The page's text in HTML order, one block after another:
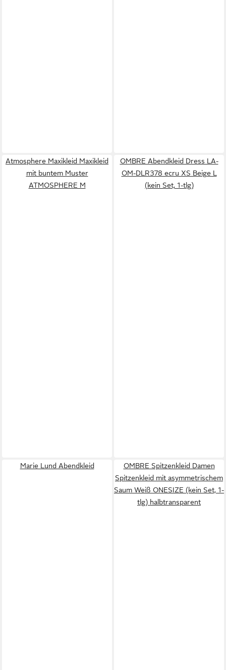
Atmosphere Maxikleid Maxikleid
mit buntem Muster
ATMOSPHERE M
OMBRE Abendkleid Dress LA-
OM-DLR378 ecru XS Beige L
(kein Set, 1-tlg)
Marie Lund Abendkleid
OMBRE Spitzenkleid Damen
Spitzenkleid mit asymmetrischem
Saum Weiß ONESIZE (kein Set, 1-
tlg) halbtransparent